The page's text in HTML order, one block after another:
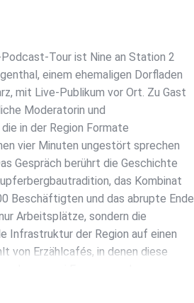
Tour ist Nine an Station 2
einem ehemaligen Dorfladen
mit Live-Publikum vor Ort. Zu Gast
Moderatorin und
in der Region Formate
vier Minuten ungestört sprechen
Gespräch berührt die Geschichte
das Kombinat
Beschäftigten und das abrupte Ende
Arbeitsplätze, sondern die
Infrastruktur der Region auf einen
von Erzählcafés, in denen diese